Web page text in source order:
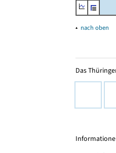
▴ nach oben
Das